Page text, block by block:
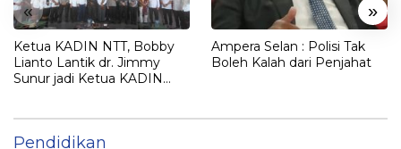
« »
Ketua KADIN NTT, Bobby
Lianto Lantik dr. Jimmy
Sunur jadi Ketua KADIN
Ampera Selan : Polisi Tak
Boleh Kalah dari Penjahat
Pendidikan